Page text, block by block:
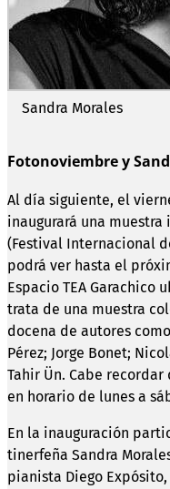
Sandra Morales
Fotonoviembre y
Al día siguiente, el
inaugurará una
(Festival Internacional
podrá ver hasta el
Espacio TEA Garachico
trata de una muestra
docena de autores
Pérez; Jorge Bonet;
Tahir Ün. Cabe
en horario de lunes a
En la inauguración
tinerfeña Sandra
pianista Diego